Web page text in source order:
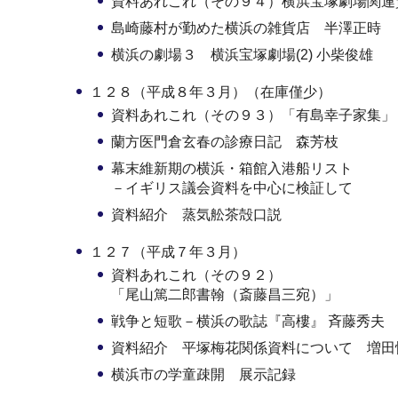
島崎藤村が勤めた横浜の雑貨店 半澤正時
横浜の劇場３ 横浜宝塚劇場(2) 小柴俊雄
１２８（平成８年３月）（在庫僅少）
資料あれこれ（その９３）「有島幸子家集」
蘭方医門倉玄春の診療日記 森芳枝
幕末維新期の横浜・箱館入港船リスト
－イギリス議会資料を中心に検証して
資料紹介 蒸気舩茶殻口説
１２７（平成７年３月）
資料あれこれ（その９２）
「尾山篤二郎書翰（斎藤昌三宛）」
戦争と短歌－横浜の歌誌『高樓』 斉藤秀夫
資料紹介 平塚梅花関係資料について 増田
横浜市の学童疎開 展示記録